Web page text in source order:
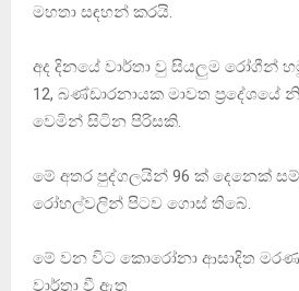
මහතා සඳහන් කරයි.
අද දිනයේ වාර්තා වු සියලුම රෝගීන්
12, බණ්ඩාරනායක මාවත
වෙමින් සිටින පිරිසකි.
මේ අතර පුද්ගලයින් 96 ක් දෙනෙක්
රෝහල්වලින් පිටව ගොස් තිබේ.
මේ වන විට කොරෝනා ආසාදිත මරණ
වාර්තා වී ඇත